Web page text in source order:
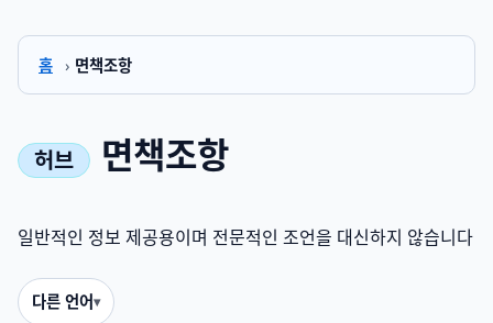
홈 › 면책조항
면책조항
일반적인 정보 제공용이며 전문적인 조언을 대신하지 않습니다
다른 언어